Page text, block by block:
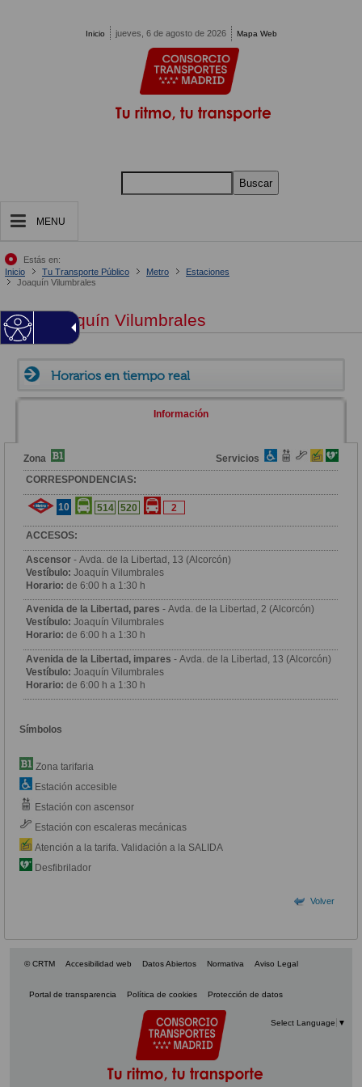
Inicio jueves, 6 de agosto de 2026 Mapa Web
Buscar
MENU
Estás en:
Inicio
Tu Transporte Público Metro
Estaciones
Joaquín Vilumbrales
Joaquín Vilumbrales
Horarios en tiempo real
Información
Zona
Servicios
CORRESPONDENCIAS:
10 514 520 2
ACCESOS:
Ascensor - Avda. de la Libertad, 13 (Alcorcón)
Vestíbulo: Joaquín Vilumbrales
Horario: de 6:00 h a 1:30 h
Avenida de la Libertad, pares - Avda. de la Libertad, 2 (Alcorcón)
Vestíbulo: Joaquín Vilumbrales
Horario: de 6:00 h a 1:30 h
Avenida de la Libertad, impares - Avda. de la Libertad, 13 (Alcorcón)
Vestíbulo: Joaquín Vilumbrales
Horario: de 6:00 h a 1:30 h
Símbolos
Zona tarifaria
Estación accesible
Estación con ascensor
Estación con escaleras mecánicas
Atención a la tarifa. Validación a la SALIDA
Desfibrilador
Volver
© CRTM Accesibilidad web Datos Abiertos Normativa Aviso Legal
Portal de transparencia Política de cookies Protección de datos
Select Language ▼